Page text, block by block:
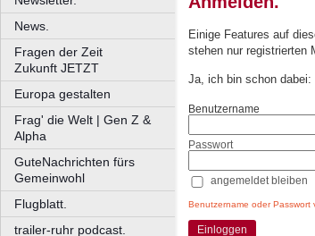
News.
Fragen der Zeit
Zukunft JETZT
Europa gestalten
Frag' die Welt | Gen Z &
Alpha
GuteNachrichten fürs
Gemeinwohl
Flugblatt.
trailer-ruhr podcast.
Einige Features auf
stehen nur registrierten
Ja, ich bin schon dabei:
Benutzername
Passwort
angemeldet bleiben
Benutzername oder Passwort
Einloggen